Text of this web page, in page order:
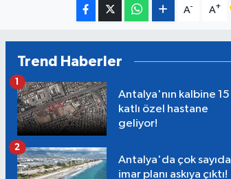
A- A+
Trend Haberler
Antalya'nın kalbine 15
katlı özel hastane
geliyor!
1
Antalya'da çok sayıda
imar planı askıya çıktı!
2